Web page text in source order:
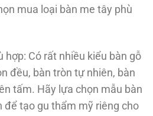
mua loại bàn me tây phù
hợp: Có rất nhiều kiểu bàn gỗ
đều, bàn tròn tự nhiên, bàn
tấm. Hãy lựa chọn mẫu bàn
để tạo gu thẩm mỹ riêng cho